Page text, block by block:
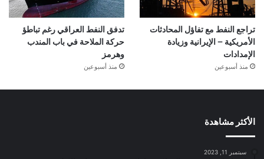
تراجع النفط مع تفاؤل المحادثات
الأمريكية – الإيرانية وزيادة
الإمدادات
منذ أسبوعين
تدفق النفط العراقي رغم تباطؤ
حركة الملاحة في باب المندب
وهرمز
منذ أسبوعين
الأكثر مشاهدة
سبتمبر 11, 2023